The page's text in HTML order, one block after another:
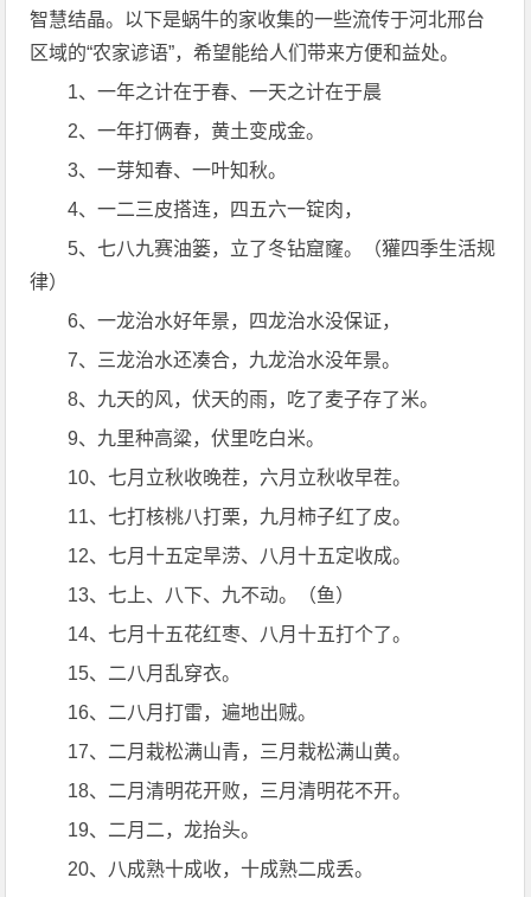
智慧结晶。以下是蜗牛的家收集的一些流传于河北邢台
区域的“农家谚语”，希望能给人们带来方便和益处。
1、一年之计在于春、一天之计在于晨
2、一年打俩春，黄土变成金。
3、一芽知春、一叶知秋。
4、一二三皮搭连，四五六一锭肉，
5、七八九赛油篓，立了冬钻窟窿。（獾四季生活规
律）
6、一龙治水好年景，四龙治水没保证，
7、三龙治水还凑合，九龙治水没年景。
8、九天的风，伏天的雨，吃了麦子存了米。
9、九里种高粱，伏里吃白米。
10、七月立秋收晚茬，六月立秋收早茬。
11、七打核桃八打栗，九月柿子红了皮。
12、七月十五定旱涝、八月十五定收成。
13、七上、八下、九不动。（鱼）
14、七月十五花红枣、八月十五打个了。
15、二八月乱穿衣。
16、二八月打雷，遍地出贼。
17、二月栽松满山青，三月栽松满山黄。
18、二月清明花开败，三月清明花不开。
19、二月二，龙抬头。
20、八成熟十成收，十成熟二成丢。